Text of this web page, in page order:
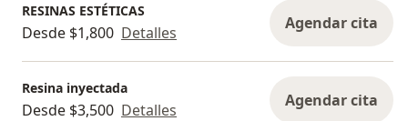
RESINAS ESTÉTICAS
Desde $1,800 Detalles Agendar cita
Resina inyectada
Desde $3,500 Detalles Agendar cita